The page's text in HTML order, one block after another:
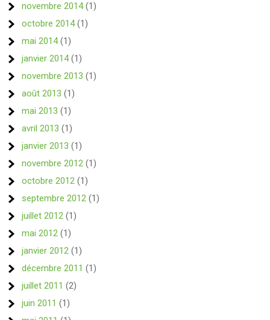
novembre 2014(1)
octobre 2014(1)
mai 2014(1)
janvier 2014(1)
novembre 2013 (1)
août 2013 (1)
mai 2013 (1)
avril 2013 (1)
janvier 2013 (1)
novembre 2012 (1)
octobre 2012 (1)
septembre 2012 (1)
juillet 2012 (1)
mai 2012 (1)
janvier 2012 (1)
décembre 2011 (1)
juillet 2011 (2)
juin 2011 (1)